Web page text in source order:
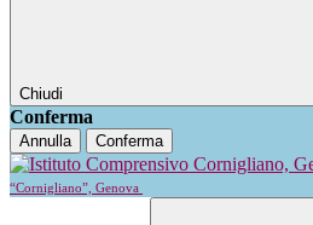
Chiudi
Conferma
Annulla Conferma
“Cornigliano”, Genova